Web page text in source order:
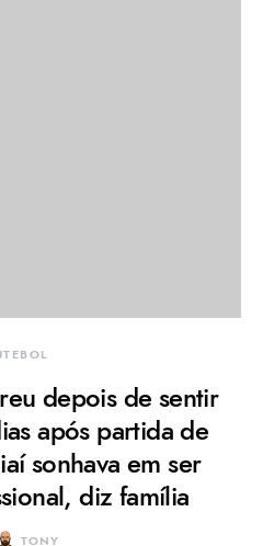
depois de sentir
após partida de
sonhava em ser
diz família
TONY